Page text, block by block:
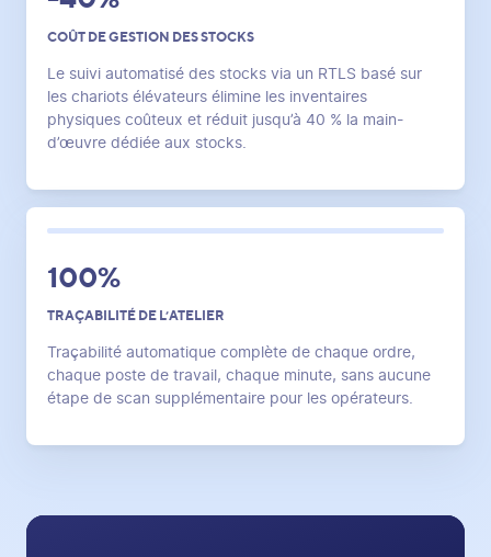
COÛT DE GESTION DES STOCKS
Le suivi automatisé des stocks via un RTLS basé sur
les chariots élévateurs élimine les inventaires
physiques coûteux et réduit jusqu’à 40 % la main-
d’œuvre dédiée aux stocks.
100%
TRAÇABILITÉ DE L’ATELIER
Traçabilité automatique complète de chaque ordre,
chaque poste de travail, chaque minute, sans aucune
étape de scan supplémentaire pour les opérateurs.